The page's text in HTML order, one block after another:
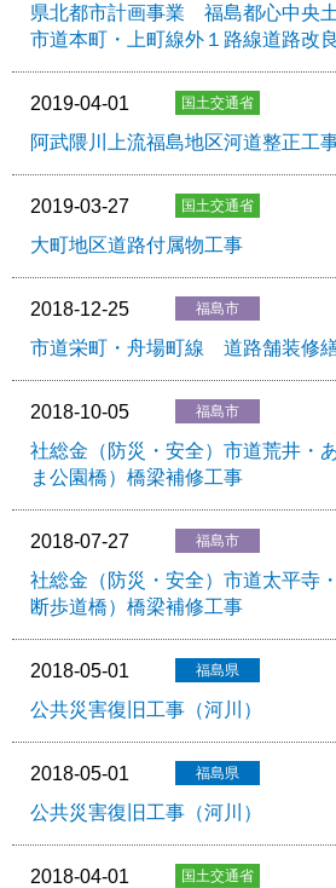
県北都市計画事業 福島都心中央
市道本町・上町線外１路線道路改
2019-04-01
阿武隈川上流福島地区河道整正工
2019-03-27
大町地区道路付属物工事
2018-12-25
市道栄町・舟場町線 道路舗装修
2018-10-05
社総金（防災・安全）市道荒井・
ま公園橋）橋梁補修工事
2018-07-27
社総金（防災・安全）市道太平寺
断歩道橋）橋梁補修工事
2018-05-01
公共災害復旧工事（河川）
2018-05-01
公共災害復旧工事（河川）
2018-04-01